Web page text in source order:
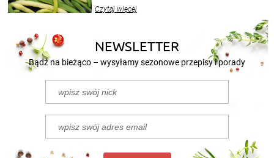
nasze propozycje!
Czytaj więcej
NEWSLETTER
Bądź na bieżąco – wysyłamy sezonowe przepisy i porady